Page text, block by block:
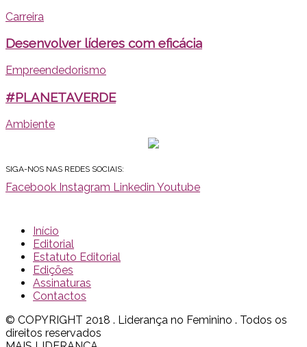
Carreira
Desenvolver líderes com eficácia
Empreendedorismo
#PLANETAVERDE
Ambiente
SIGA-NOS NAS REDES SOCIAIS:
Facebook Instagram Linkedin Youtube
Início
Editorial
Estatuto Editorial
Edições
Assinaturas
Contactos
© COPYRIGHT 2018 . Liderança no Feminino . Todos os
direitos reservados